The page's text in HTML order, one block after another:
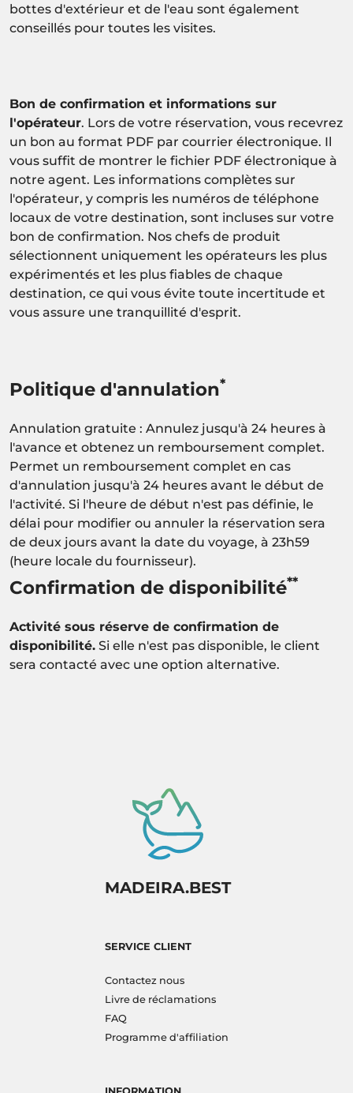
bottes d'extérieur et de l'eau sont également
conseillés pour toutes les visites.
Bon de confirmation et informations sur
l'opérateur. Lors de votre réservation, vous recevrez
un bon au format PDF par courrier électronique. Il
vous suffit de montrer le fichier PDF électronique à
notre agent. Les informations complètes sur
l'opérateur, y compris les numéros de téléphone
locaux de votre destination, sont incluses sur votre
bon de confirmation. Nos chefs de produit
sélectionnent uniquement les opérateurs les plus
expérimentés et les plus fiables de chaque
destination, ce qui vous évite toute incertitude et
vous assure une tranquillité d'esprit.
Politique d'annulation*
Annulation gratuite : Annulez jusqu'à 24 heures à
l'avance et obtenez un remboursement complet.
Permet un remboursement complet en cas
d'annulation jusqu'à 24 heures avant le début de
l'activité. Si l'heure de début n'est pas définie, le
délai pour modifier ou annuler la réservation sera
de deux jours avant la date du voyage, à 23h59
(heure locale du fournisseur).
Confirmation de disponibilité**
Activité sous réserve de confirmation de
disponibilité. Si elle n'est pas disponible, le client
sera contacté avec une option alternative.
MADEIRA.BEST
SERVICE CLIENT
Contactez nous
Livre de réclamations
FAQ
Programme d'affiliation